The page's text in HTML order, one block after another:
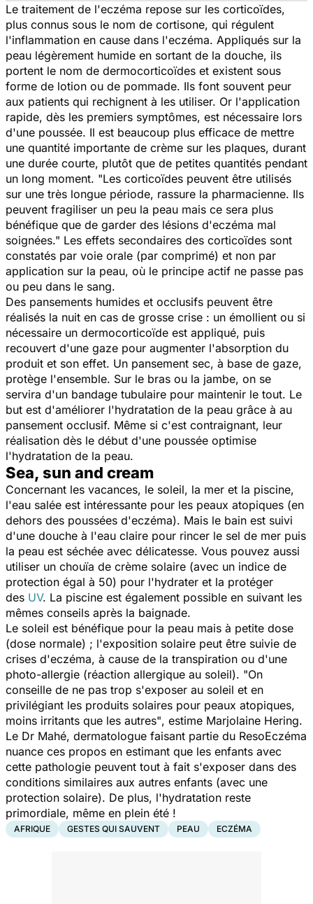
Le traitement de l'eczéma repose sur les corticoïdes,
plus connus sous le nom de cortisone, qui régulent
l'inflammation en cause dans l'eczéma. Appliqués sur la
peau légèrement humide en sortant de la douche, ils
portent le nom de dermocorticoïdes et existent sous
forme de lotion ou de pommade. Ils font souvent peur
aux patients qui rechignent à les utiliser. Or l'application
rapide, dès les premiers symptômes, est nécessaire lors
d'une poussée. Il est beaucoup plus efficace de mettre
une quantité importante de crème sur les plaques, durant
une durée courte, plutôt que de petites quantités pendant
un long moment. "Les corticoïdes peuvent être utilisés
sur une très longue période, rassure la pharmacienne. Ils
peuvent fragiliser un peu la peau mais ce sera plus
bénéfique que de garder des lésions d'eczéma mal
soignées." Les effets secondaires des corticoïdes sont
constatés par voie orale (par comprimé) et non par
application sur la peau, où le principe actif ne passe pas
ou peu dans le sang.
Des pansements humides et occlusifs peuvent être
réalisés la nuit en cas de grosse crise : un émollient ou si
nécessaire un dermocorticoïde est appliqué, puis
recouvert d'une gaze pour augmenter l'absorption du
produit et son effet. Un pansement sec, à base de gaze,
protège l'ensemble. Sur le bras ou la jambe, on se
servira d'un bandage tubulaire pour maintenir le tout. Le
but est d'améliorer l'hydratation de la peau grâce à au
pansement occlusif. Même si c'est contraignant, leur
réalisation dès le début d'une poussée optimise
l'hydratation de la peau.
Sea, sun and cream
Concernant les vacances, le soleil, la mer et la piscine,
l'eau salée est intéressante pour les peaux atopiques (en
dehors des poussées d'eczéma). Mais le bain est suivi
d'une douche à l'eau claire pour rincer le sel de mer puis
la peau est séchée avec délicatesse. Vous pouvez aussi
utiliser un chouïa de crème solaire (avec un indice de
protection égal à 50) pour l'hydrater et la protéger
des UV. La piscine est également possible en suivant les
mêmes conseils après la baignade.
Le soleil est bénéfique pour la peau mais à petite dose
(dose normale) ; l'exposition solaire peut être suivie de
crises d'eczéma, à cause de la transpiration ou d'une
photo-allergie (réaction allergique au soleil). "On
conseille de ne pas trop s'exposer au soleil et en
privilégiant les produits solaires pour peaux atopiques,
moins irritants que les autres", estime Marjolaine Hering.
Le Dr Mahé, dermatologue faisant partie du ResoEczéma
nuance ces propos en estimant que les enfants avec
cette pathologie peuvent tout à fait s'exposer dans des
conditions similaires aux autres enfants (avec une
protection solaire). De plus, l'hydratation reste
primordiale, même en plein été !
AFRIQUE GESTES QUI SAUVENT PEAU ECZÉMA